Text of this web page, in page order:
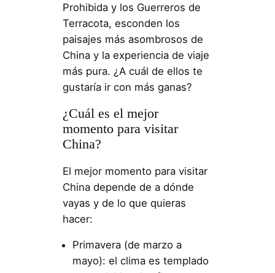
Prohibida y los Guerreros de
Terracota, esconden los
paisajes más asombrosos de
China y la experiencia de viaje
más pura. ¿A cuál de ellos te
gustaría ir con más ganas?
¿Cuál es el mejor
momento para visitar
China?
El mejor momento para visitar
China depende de a dónde
vayas y de lo que quieras
hacer:
Primavera (de marzo a
mayo): el clima es templado